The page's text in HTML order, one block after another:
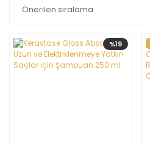
%19